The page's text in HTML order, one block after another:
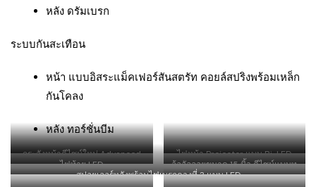
หลัง ดรัมเบรก
ระบบกันสะเทือน
หน้า แบบอิสระแม็คเฟอร์สันสตรัท คอยล์สปริงพร้อมเหล็ก
กันโคลง
หลัง ทอร์ชั่นบีม
กระจังหน้าดีไซน์ใหม่ Advanced
Dynamic Shield Design ตกแต่ง
อย่างมีสไตล์ด้วยลายเส้นสีแดง
ไฟหน้า Projector แบบ Bi-LED
ไฟท้าย LED
ล้ออัลลอยขนาด 15 นิ้ว ดีไซน์แบบทู
โทน
สปอยเลอร์หลังพร้อมไฟเบรกดวงที่ 3 แบบ LED